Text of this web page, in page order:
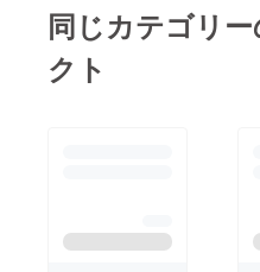
同じカテゴリ
クト